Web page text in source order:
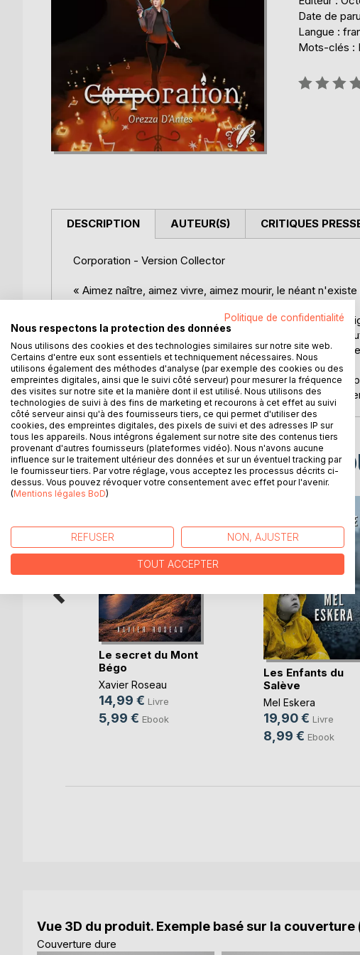
Date de
Langue :
Mots-clés :
Évaluation:
DESCRIPTION
Corporation - Version Collector
« Aimez naître, aimez vivre, aimez mourir, le néant n'existe
Trois femmes, trois destins, des meurtres sanglants et
Le Fâ de chacune, sa destinée vaudou, croise celui des
brouille les pistes. Difficile d'y voir clair pour Gerda
Quelle vérité cache la réalité qui vacille autour d'elle ?
Seul Papa Legba, le messager des loas et le gardien des
Est-il cependant bien raisonnable de remettre son destin
AUTEUR(S) CRITIQUES
D’AUTRES TITRES À
Le secret du Mont
Bégo
Xavier Roseau
14,99 € Livre
5,99 € Ebook
Les Enfants du
Salève
Mel Eskera
19,90 € Livre
8,99 € Ebook
Vue 3D du produit. Exemple basé sur la
Couverture dure
Politique de confidentialité
Nous respectons la protection des données
Nous utilisons des cookies et des technologies similaires sur notre site web.
Certains d'entre eux sont essentiels et techniquement nécessaires. Nous
utilisons également des méthodes d'analyse (par exemple des cookies ou des
empreintes digitales, ainsi que le suivi côté serveur) pour mesurer la fréquence
des visites sur notre site et la manière dont il est utilisé. Nous utilisons des
technologies de suivi à des fins de marketing et recourons à cet effet au suivi
côté serveur ainsi qu'à des fournisseurs tiers, ce qui permet d'utiliser des
cookies, des empreintes digitales, des pixels de suivi et des adresses IP sur
tous les appareils. Nous intégrons également sur notre site des contenus tiers
provenant d'autres fournisseurs (plateformes vidéo). Nous n'avons aucune
influence sur le traitement ultérieur des données et sur un éventuel tracking par
le fournisseur tiers. Par votre réglage, vous acceptez les processus décrits ci-
dessus. Vous pouvez révoquer votre consentement avec effet pour l'avenir.
(Mentions légales BoD)
REFUSER NON, AJUSTER
TOUT ACCEPTER